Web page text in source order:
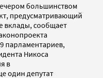
большинством
предусматривающий
вклады, сообщает
парламентариев,
Никоса
в
один депутат